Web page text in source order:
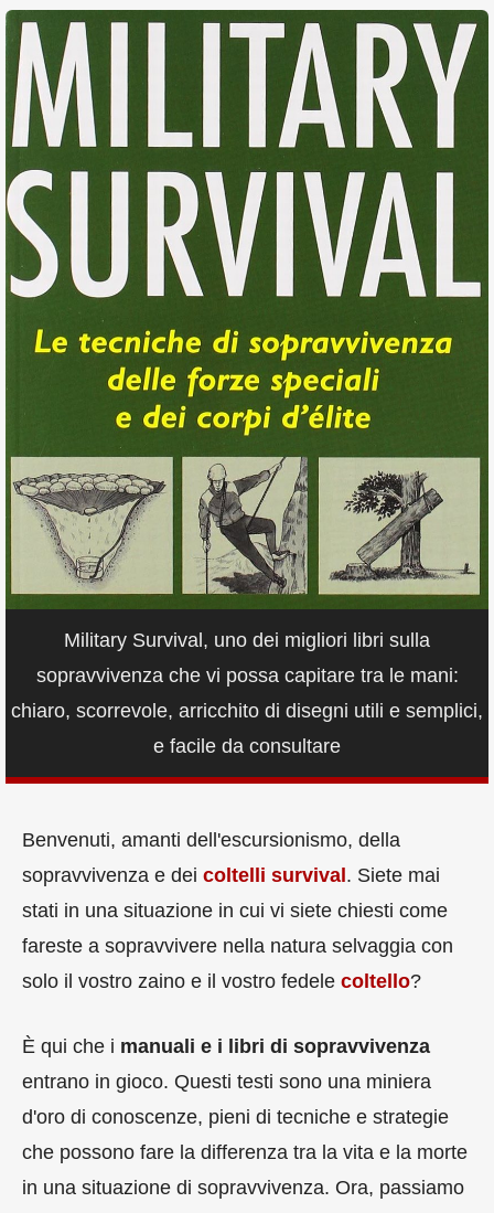
Military Survival, uno dei migliori libri sulla
sopravvivenza che vi possa capitare tra le mani:
chiaro, scorrevole, arricchito di disegni utili e semplici,
e facile da consultare
Benvenuti, amanti dell'escursionismo, della
sopravvivenza e dei coltelli survival . Siete mai
stati in una situazione in cui vi siete chiesti come
fareste a sopravvivere nella natura selvaggia con
solo il vostro zaino e il vostro fedele coltello?
È qui che i manuali e i libri di sopravvivenza
entrano in gioco. Questi testi sono una miniera
d'oro di conoscenze, pieni di tecniche e strategie
che possono fare la differenza tra la vita e la morte
in una situazione di sopravvivenza. Ora, passiamo